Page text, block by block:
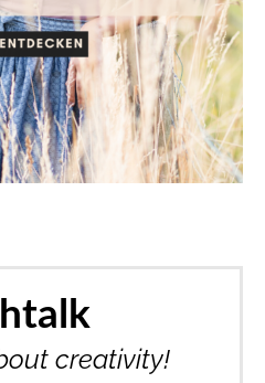
creativity!